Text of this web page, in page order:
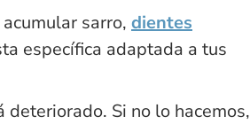
sarro, dientes
específica adaptada a tus
Si no lo hacemos,